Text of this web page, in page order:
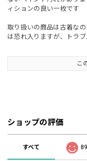
ィションの良い一枚です
取り扱いの商品は古着な
は恐れ入りますが、トラ
こ
ショップの評価
すべて